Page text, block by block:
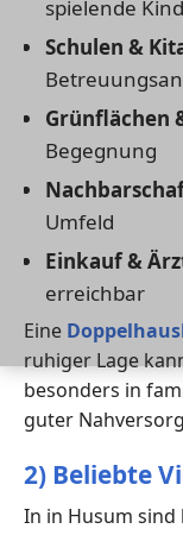
spielende
Schulen &
Grünflächen
Begegnung
Umfeld
Einkauf &
erreichbar
Eine
ruhiger Lage
besonders in
guter
2) Beliebte
In in Husum sind